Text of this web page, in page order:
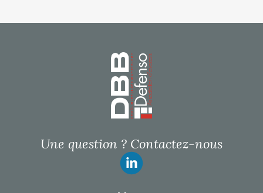
Page d’accueil
Une question ? Contactez-nous